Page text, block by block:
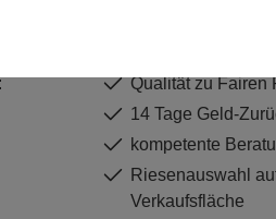
Qualität zu Fairen
14 Tage Geld-
kompetente
Riesenauswahl
Verkaufsfläche